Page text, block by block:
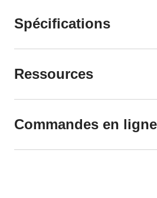
Spécifications
Ressources
Commandes en